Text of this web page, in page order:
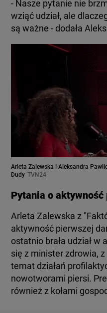
- Nasze pytanie nie
wziąć udział, ale
są ważne - dodała
Arleta Zalewska i Aleksandra
Dudy TVN24
Pytania o
Arleta Zalewska z
aktywność pierwszej
ostatnio brała udział w
się z minister zdrowia,
temat działań
nowotworami piersi.
również z kołami